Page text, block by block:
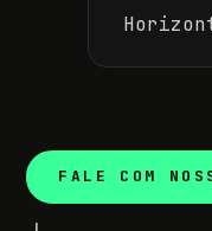
FALE COM